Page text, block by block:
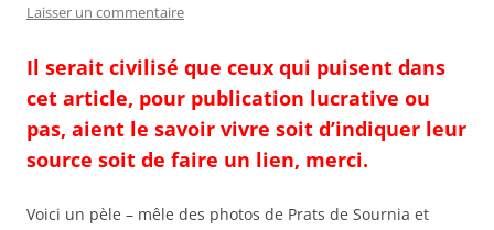
Laisser un commentaire
Il serait civilisé que ceux qui puisent dans
cet article, pour publication lucrative ou
pas, aient le savoir vivre soit d’indiquer leur
source soit de faire un lien, merci.
Voici un pèle – mêle des photos de Prats de Sournia et